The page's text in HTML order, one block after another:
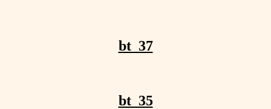
bt_37
bt_35